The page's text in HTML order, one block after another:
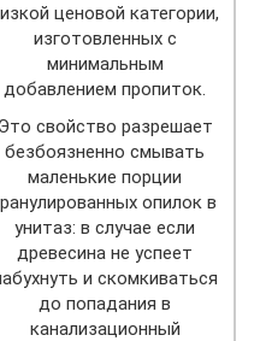
ценовой категории,
изготовленных с
минимальным
добавлением пропиток.
Это свойство разрешает
безбоязненно смывать
маленькие порции
опилок в
унитаз: в случае если
древесина не успеет
и скомкиваться
до попадания в
канализационный